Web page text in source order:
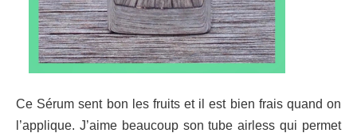
Ce Sérum sent bon les fruits et il est bien frais quand on
l’applique. J’aime beaucoup son tube airless qui permet